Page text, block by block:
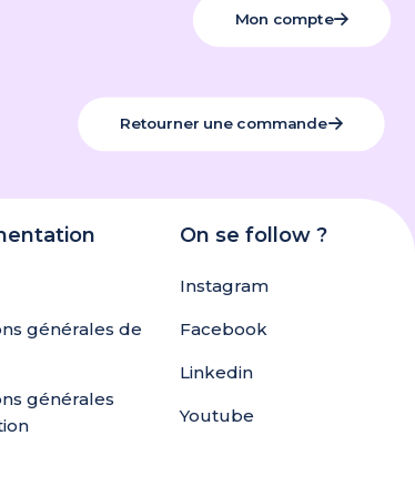
Mon compte
Retourner une commande
générales de
générales
On se follow ?
Instagram
Facebook
Linkedin
Youtube